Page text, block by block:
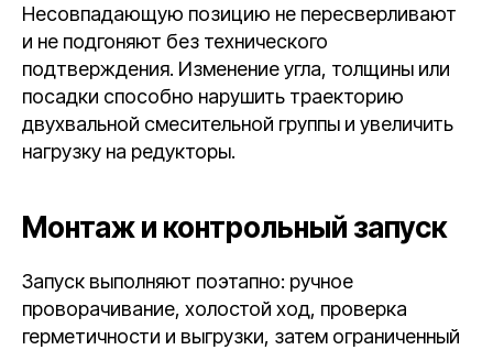
Несовпадающую позицию не пересверливают
и не подгоняют без технического
подтверждения. Изменение угла, толщины или
посадки способно нарушить траекторию
двухвальной смесительной группы и увеличить
нагрузку на редукторы.
Монтаж и контрольный запуск
Запуск выполняют поэтапно: ручное
проворачивание, холостой ход, проверка
герметичности и выгрузки, затем ограниченный